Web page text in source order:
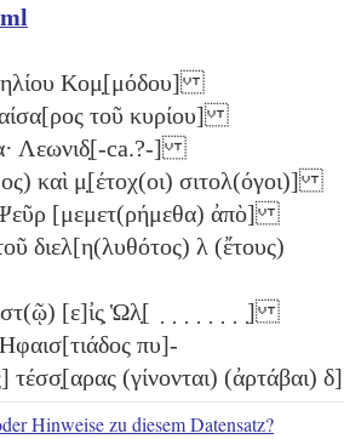
Κομ̣[μόδου]
τοῦ κυρίου]
· Λεωνιδ̣[-ca.?-]
καὶ μ̣[έτοχ(οι) σιτολ(όγοι)]
[μεμετ(ρήμεθα) ἀπὸ]
διελ[η(λυθότος) λ (ἔτους)
[ε]ἰς̣ Ὡλ̣[ ̣ ̣ ̣ ̣ ̣ ̣ ̣ ̣]
πυ]-
τέσσ̣[αρας (γίνονται) (ἀρτάβαι) δ]
Hinweise zu diesem Datensatz?